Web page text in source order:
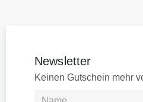
Newsletter
Keinen Gutschein mehr